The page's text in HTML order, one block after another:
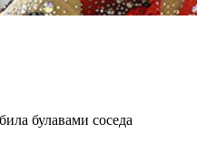
булавами соседа